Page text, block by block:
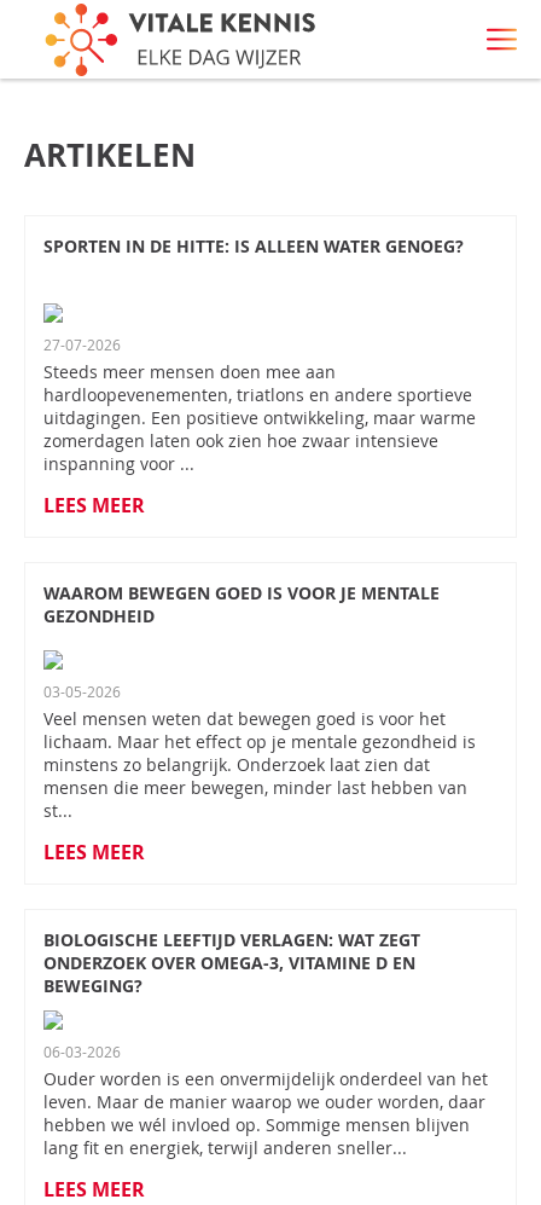
ARTIKELEN
SPORTEN IN DE HITTE: IS ALLEEN WATER GENOEG?
27-07-2026
Steeds meer mensen doen mee aan
hardloopevenementen, triatlons en andere sportieve
uitdagingen. Een positieve ontwikkeling, maar warme
zomerdagen laten ook zien hoe zwaar intensieve
inspanning voor ...
LEES MEER
WAAROM BEWEGEN GOED IS VOOR JE MENTALE
GEZONDHEID
03-05-2026
Veel mensen weten dat bewegen goed is voor het
lichaam. Maar het effect op je mentale gezondheid is
minstens zo belangrijk. Onderzoek laat zien dat
mensen die meer bewegen, minder last hebben van
st...
LEES MEER
BIOLOGISCHE LEEFTIJD VERLAGEN: WAT ZEGT
ONDERZOEK OVER OMEGA-3, VITAMINE D EN
BEWEGING?
06-03-2026
Ouder worden is een onvermijdelijk onderdeel van het
leven. Maar de manier waarop we ouder worden, daar
hebben we wél invloed op. Sommige mensen blijven
lang fit en energiek, terwijl anderen sneller...
LEES MEER